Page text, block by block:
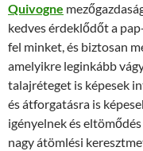
Quivogne
kedves érdeklődőt a
fel minket, és biztosan
amelyikre leginkább
talajréteget is képesek
és átforgatásra is
igényelnek és
nagy átömlési